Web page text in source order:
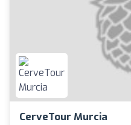
CerveTour Murcia